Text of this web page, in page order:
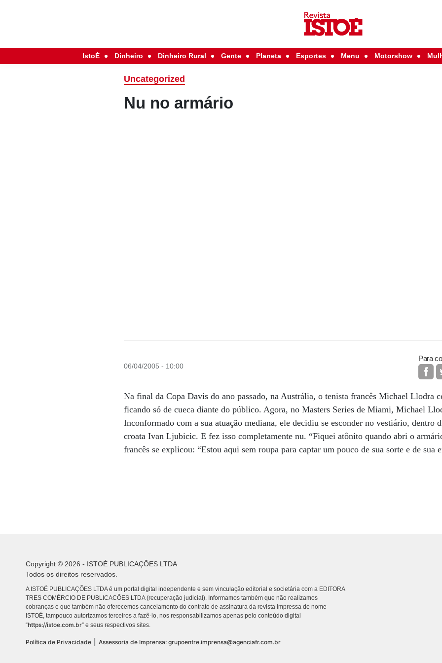
IstoÉ Dinheiro Dinheiro Rural Gente Planeta Esportes Menu Motorshow
Uncategorized
Nu no armário
06/04/2005 - 10:00
Para
Na final da Copa Davis do ano passado, na Austrália, o tenista francês Michael Llodra
ficando só de cueca diante do público. Agora, no Masters Series de Miami, Michael
Inconformado com a sua atuação mediana, ele decidiu se esconder no vestiário, dentro
croata Ivan Ljubicic. E fez isso completamente nu. “Fiquei atônito quando abri o
francês se explicou: “Estou aqui sem roupa para captar um pouco de sua sorte e de sua
Copyright © 2026 - ISTOÉ PUBLICAÇÕES LTDA
Todos os direitos reservados.
A ISTOÉ PUBLICAÇÕES LTDA é um portal digital independente e sem vinculação editorial e societária com a EDITORA
TRES COMÉRCIO DE PUBLICACÕES LTDA (recuperação judicial). Informamos também que não realizamos
cobranças e que também não oferecemos cancelamento do contrato de assinatura da revista impressa de nome
ISTOÉ, tampouco autorizamos terceiros a fazê-lo, nos responsabilizamos apenas pelo conteúdo digital
“https://istoe.com.br” e seus respectivos sites.
Política de Privacidade Assessoria de Imprensa: grupoentre.imprensa@agenciafr.com.br